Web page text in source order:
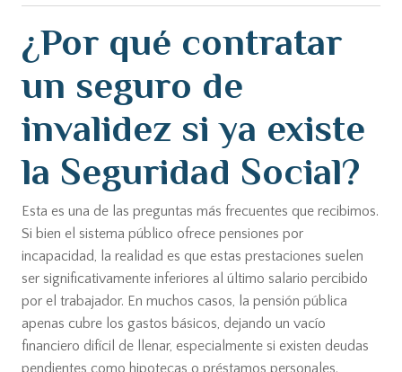
¿Por qué contratar
un seguro de
invalidez si ya existe
la Seguridad Social?
Esta es una de las preguntas más frecuentes que recibimos.
Si bien el sistema público ofrece pensiones por
incapacidad, la realidad es que estas prestaciones suelen
ser significativamente inferiores al último salario percibido
por el trabajador. En muchos casos, la pensión pública
apenas cubre los gastos básicos, dejando un vacío
financiero difícil de llenar, especialmente si existen deudas
pendientes como hipotecas o préstamos personales.